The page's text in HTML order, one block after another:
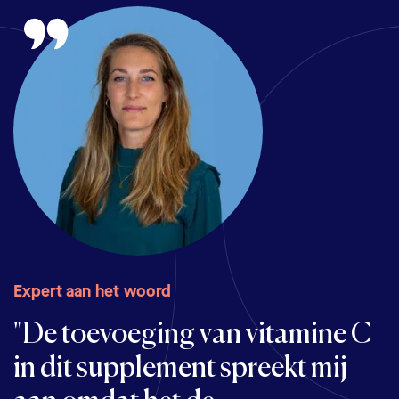
Expert aan het woord
"De toevoeging van vitamine C
in dit supplement spreekt mij